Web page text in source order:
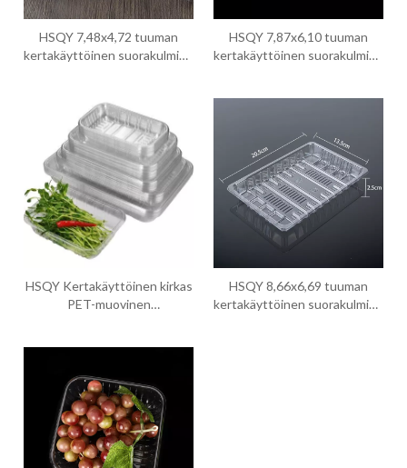
HSQY 7,48x4,72 tuuman
kertakäyttöinen suorakulmion
HSQY 7,87x6,10 tuuman
kertakäyttöinen suorakulmion
HSQY Kertakäyttöinen kirkas
PET-muovinen
HSQY 8,66x6,69 tuuman
kertakäyttöinen suorakulmion